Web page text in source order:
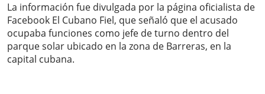
La información fue divulgada por la página oficialista de
Facebook El Cubano Fiel, que señaló que el acusado
ocupaba funciones como jefe de turno dentro del
parque solar ubicado en la zona de Barreras, en la
capital cubana.